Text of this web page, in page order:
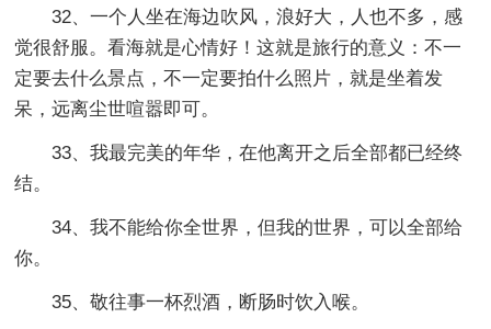
32、一个人坐在海边吹风，浪好大，人也不多，感
觉很舒服。看海就是心情好！这就是旅行的意义：不一
定要去什么景点，不一定要拍什么照片，就是坐着发
呆，远离尘世喧嚣即可。
33、我最完美的年华，在他离开之后全部都已经终
结。
34、我不能给你全世界，但我的世界，可以全部给
你。
35、敬往事一杯烈酒，断肠时饮入喉。